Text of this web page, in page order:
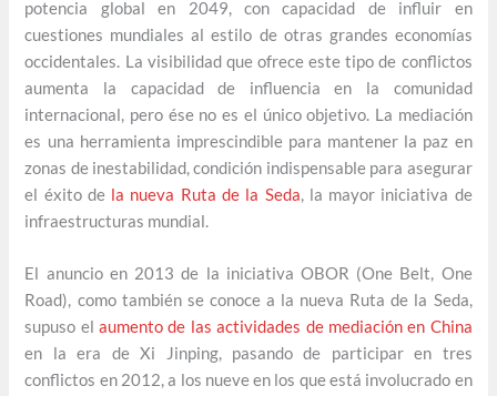
potencia global en 2049, con capacidad de influir en
cuestiones mundiales al estilo de otras grandes economías
occidentales. La visibilidad que ofrece este tipo de conflictos
aumenta la capacidad de influencia en la comunidad
internacional, pero ése no es el único objetivo. La mediación
es una herramienta imprescindible para mantener la paz en
zonas de inestabilidad, condición indispensable para asegurar
el éxito de la nueva Ruta de la Seda, la mayor iniciativa de
infraestructuras mundial.
El anuncio en 2013 de la iniciativa OBOR (One Belt, One
Road), como también se conoce a la nueva Ruta de la Seda,
supuso elaumento de las actividades de mediación en China
en la era de Xi Jinping, pasando de participar en tres
conflictos en 2012, a los nueve en los que está involucrado en